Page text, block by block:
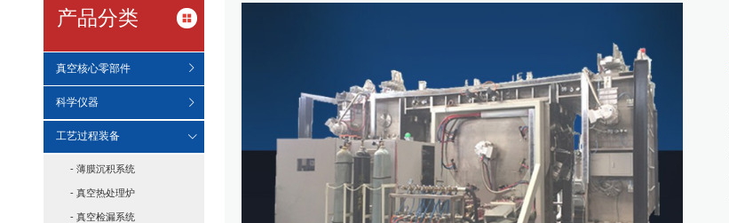
产品分类
真空核心零部件
科学仪器
工艺过程装备
- 薄膜沉积系统
- 真空热处理炉
- 真空检漏系统